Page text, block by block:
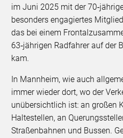
im Juni 2025 mit der
besonders engagiertes
das bei einem
63‑jährigen Radfahrer auf der
kam.
In Mannheim, wie auch
immer wieder dort, wo der
unübersichtlich ist: an großen
Haltestellen, an
Straßenbahnen und Bussen.